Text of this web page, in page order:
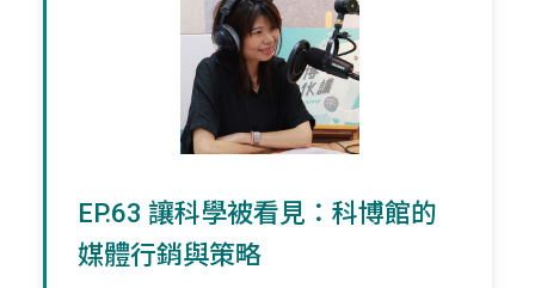
EP.63 讓科學被看見：科博館的
媒體行銷與策略